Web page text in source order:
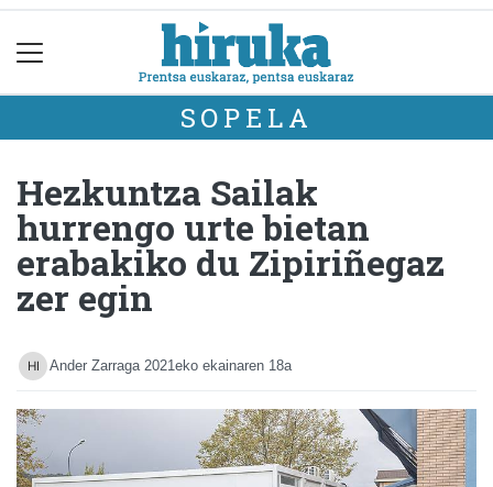
SOPELA
Hezkuntza Sailak
hurrengo urte bietan
erabakiko du Zipiriñegaz
zer egin
Ander Zarraga 2021eko ekainaren 18a